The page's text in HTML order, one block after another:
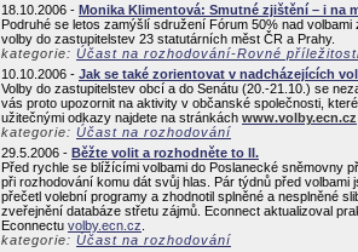
18.10.2006 - Monika Klimentová: Smutné zjištění – i na
Podruhé se letos zamýšlí sdružení Fórum 50% nad
volby do zastupitelstev 23 statutárních měst ČR a Prahy.
kategorie: Účast na rozhodování-Rovné
10.10.2006 - Jak se také zorientovat v nadcházejících
Volby do zastupitelstev obcí a do Senátu (20.-21.10.) se
vás proto upozornit na aktivity v občanské společnosti,
užitečnými odkazy najdete na stránkách www.volby.ecn.cz
kategorie: Účast na rozhodování
29.5.2006 - Běžte volit a rozhodněte to II.
Před rychle se blížícími volbami do Poslanecké sněmovny
při rozhodování komu dát svůj hlas. Pár týdnů před
přečetl volební programy a zhodnotil splněné a nesplněné
zveřejnění databáze střetu zájmů. Econnect aktualizoval
Econnectu volby.ecn.cz
kategorie: Účast na rozhodování